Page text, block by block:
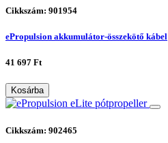
Cikkszám: 901954
ePropulsion akkumulátor-összekötő kábel
41 697 Ft
Kosárba
Cikkszám: 902465